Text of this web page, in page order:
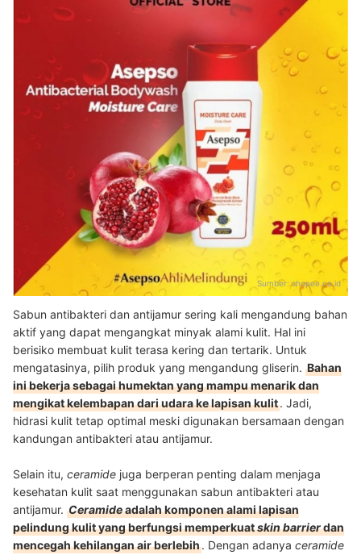
Sumber:shopee.co.id
Sabun antibakteri dan antijamur sering kali mengandung bahan
aktif yang dapat mengangkat minyak alami kulit. Hal ini
berisiko membuat kulit terasa kering dan tertarik. Untuk
mengatasinya, pilih produk yang mengandung gliserin. Bahan
ini bekerja sebagai humektan yang mampu menarik dan
mengikat kelembapan dari udara ke lapisan kulit. Jadi,
hidrasi kulit tetap optimal meski digunakan bersamaan dengan
kandungan antibakteri atau antijamur.
Selain itu, ceramide juga berperan penting dalam menjaga
kesehatan kulit saat menggunakan sabun antibakteri atau
antijamur. Ceramideadalah komponen alami lapisan
pelindung kulit yang berfungsi memperkuatskin barrierdan
mencegah kehilangan air berlebih. Dengan adanya ceramide